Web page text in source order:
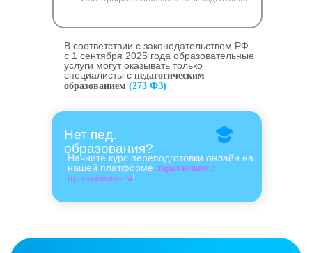
В соответствии с законодательством РФ
c 1 сентября 2025 года образовательные
услуги могут оказывать только
специалисты с педагогическим
образованием (273 ФЗ)
Начните курс переподготовки онлайн на
нашей платформе параллельно с
преподаванием!
Нет пед.
образования?
Нас выбрали 10 000+
которые ценят: